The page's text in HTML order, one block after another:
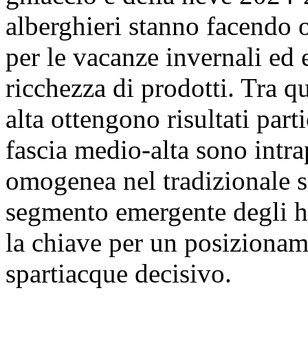
alberghieri stanno facendo
per le vacanze invernali ed
ricchezza di prodotti. Tra
alta ottengono risultati
fascia medio-alta sono
omogenea nel tradizionale
segmento emergente degli
la chiave per un
spartiacque decisivo.